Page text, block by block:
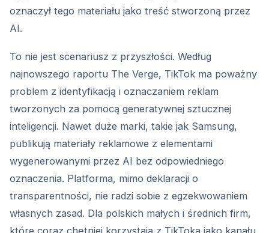
oznaczył tego materiału jako treść stworzoną przez
AI.
To nie jest scenariusz z przyszłości. Według
najnowszego raportu The Verge, TikTok ma poważny
problem z identyfikacją i oznaczaniem reklam
tworzonych za pomocą generatywnej sztucznej
inteligencji. Nawet duże marki, takie jak Samsung,
publikują materiały reklamowe z elementami
wygenerowanymi przez AI bez odpowiedniego
oznaczenia. Platforma, mimo deklaracji o
transparentności, nie radzi sobie z egzekwowaniem
własnych zasad. Dla polskich małych i średnich firm,
które coraz chętniej korzystają z TikToka jako kanału